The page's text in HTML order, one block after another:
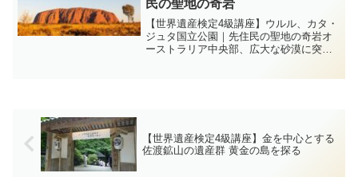
民の聖地の奇岩
【世界遺産検定4級講座】ウルル、カタ・
ジュタ国立公園｜先住民の聖地の奇岩オ
ーストラリア中央部、広大な砂漠に突如
【世界遺産検定4級講座】金を中心とする
佐渡鉱山の遺産群 黄金の島を探る